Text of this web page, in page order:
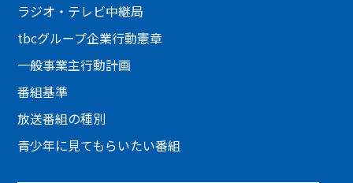
ラジオ・テレビ中継局
tbcグループ企業行動憲章
一般事業主行動計画
番組基準
放送番組の種別
青少年に見てもらいたい番組